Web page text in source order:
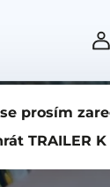
prosím
TRAILER K